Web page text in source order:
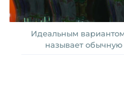
Идеальным
называет обычную